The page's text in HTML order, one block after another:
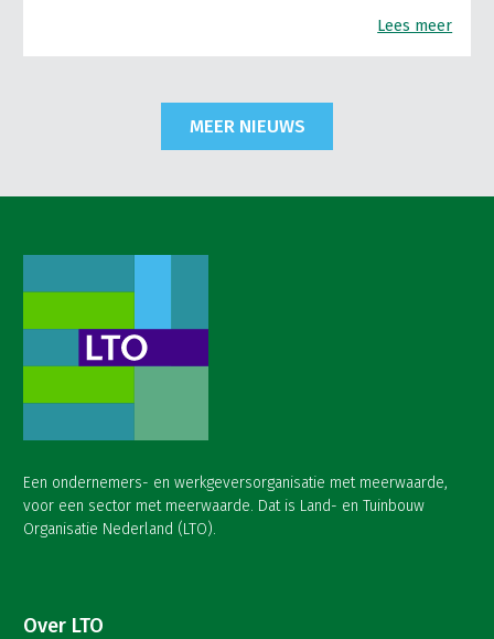
Lees meer
MEER NIEUWS
Een ondernemers- en werkgeversorganisatie met meerwaarde,
voor een sector met meerwaarde. Dat is Land- en Tuinbouw
Organisatie Nederland (LTO).
Over LTO